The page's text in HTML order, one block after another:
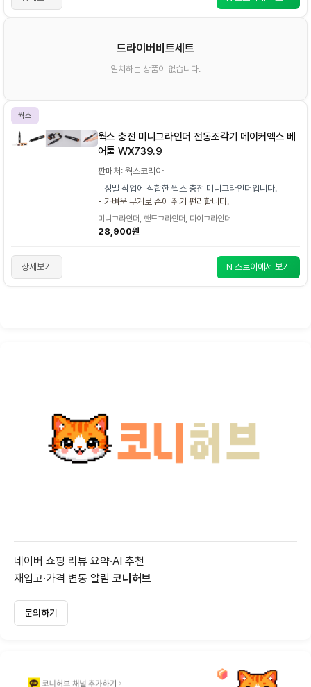
드라이버비트세트
일치하는 상품이 없습니다.
웍스
웍스 충전 미니그라인더 전동조각기 메이커엑스 베
어툴 WX739.9
판매처: 웍스코리아
- 정밀 작업에 적합한 웍스 충전 미니그라인더입니다.
- 가벼운 무게로 손에 쥐기 편리합니다.
미니그라인더, 핸드그라인더, 다이그라인더
28,900원
상세보기 N 스토어에서 보기
네이버 쇼핑 리뷰 요약·AI 추천
재입고·가격 변동 알림 코니허브
문의하기